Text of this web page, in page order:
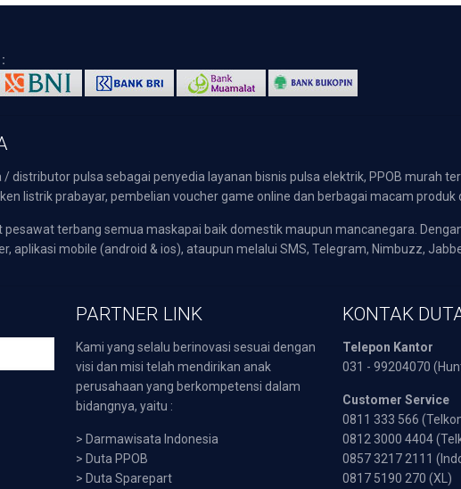
distributor pulsa sebagai penyedia layanan bisnis pulsa elektrik, PPOB murah
listrik prabayar, pembelian voucher game online dan berbagai macam produk
pesawat terbang semua maskapai baik domestik maupun mancanegara.
aplikasi mobile (android & ios), ataupun melalui SMS, Telegram, Nimbuzz,
PARTNER LINK
Kami yang selalu berinovasi sesuai dengan
visi dan misi telah mendirikan anak
perusahaan yang berkompetensi dalam
bidangnya, yaitu :
> Darmawisata Indonesia
> Duta PPOB
> Duta Sparepart
KONTAK
Telepon Kantor
031 - 99204070
Customer Service
0811 333 566
0812 3000 4404
0857 3217 2111
0817 5190 270 (XL)